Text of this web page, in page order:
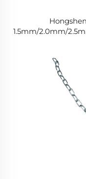
1.5mm/2.0mm/